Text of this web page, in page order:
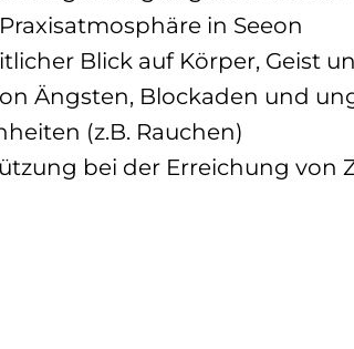
in Seeon
Blick auf Körper, Geist
Ängsten, Blockaden und
(z.B. Rauchen)
bei der Erreichung von